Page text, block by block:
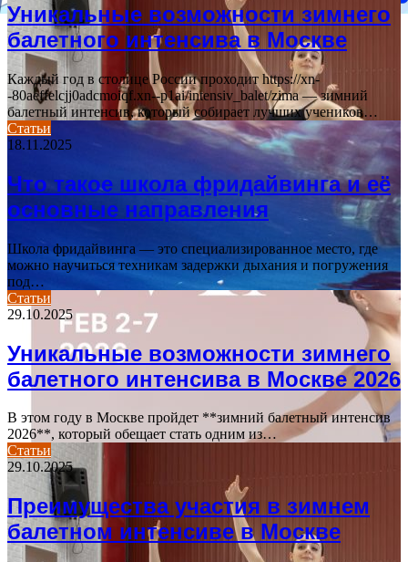
Уникальные возможности зимнего
балетного интенсива в Москве
Каждый год в столице России проходит https://xn-
-80aeffelcjj0adcmoiqf.xn--p1ai/intensiv_balet/zima — зимний
балетный интенсив, который собирает лучших учеников…
Статьи
18.11.2025
Что такое школа фридайвинга и её
основные направления
Школа фридайвинга — это специализированное место, где
можно научиться техникам задержки дыхания и погружения
под…
Статьи
29.10.2025
Уникальные возможности зимнего
балетного интенсива в Москве 2026
В этом году в Москве пройдет **зимний балетный интенсив
2026**, который обещает стать одним из…
Статьи
29.10.2025
Преимущества участия в зимнем
балетном интенсиве в Москве